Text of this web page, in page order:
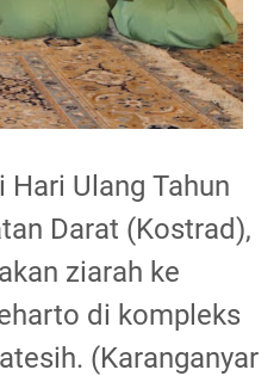
Ulang Tahun
Darat (Kostrad),
ziarah ke
di kompleks
(Karanganyar